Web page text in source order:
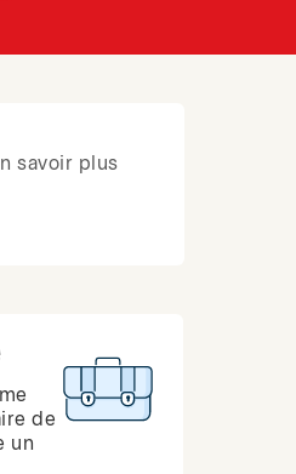
savoir plus
de
un